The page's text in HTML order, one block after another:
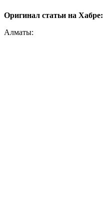
Оригинал статьи на Хабре:
Алматы: